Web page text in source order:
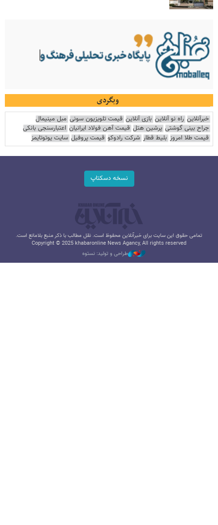
وبگردی
خبرآنلاین راه نو آنلاین بازی آنلاین قیمت تلویزیون سونی مبل مینیمال
جراح بینی گوشتی پرشین هتل قیمت آهن فولاد ایرانیان اعتبارسنجی بانکی
قیمت طلا امروز بلیط قطار شرکت رادوکو قیمت پروفیل سایت یوتوتایمز
نسخه دسکتاپ
تمامی حقوق این سایت برای خبرآنلاین محفوظ است. نقل مطالب با ذکر منبع بلامانع است.
Copyright © 2025 khabaronline News Agancy, All rights reserved
طراحی و تولید: نستوه